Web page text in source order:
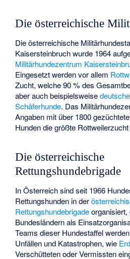
Die österreichische
Die österreichische
Kaisersteinbruch wurde 1964
Militärhundezentrum
Eingesetzt werden vor allem
Zucht, welche 90 % des
aber auch beispielsweisedeutsche
Schäferhunde. Das
Angaben mit über 1800
Hunden die größte
Die österreichische
Rettungshundebrigade
In Österreich sind seit 1966
Rettungshunden in der
Rettungshundebrigadeorganisiert,
Bundesländern als
Teams dieser Hundestaffel
Unfällen und Katastrophen, wie
Verschütteten oder Vermissten